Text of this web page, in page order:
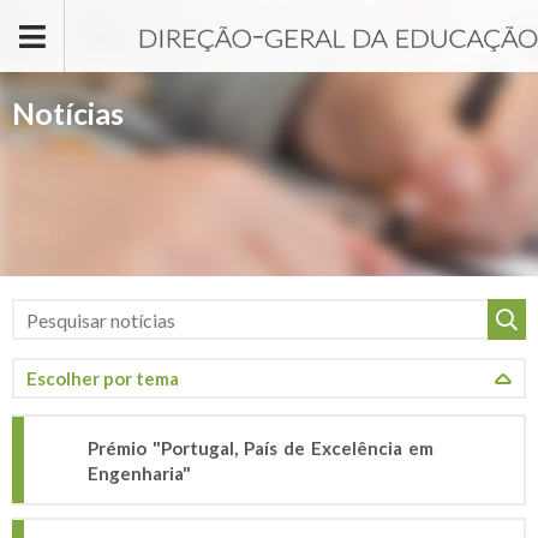
Notícias
Prémio "Portugal, País de Excelência em
Engenharia"